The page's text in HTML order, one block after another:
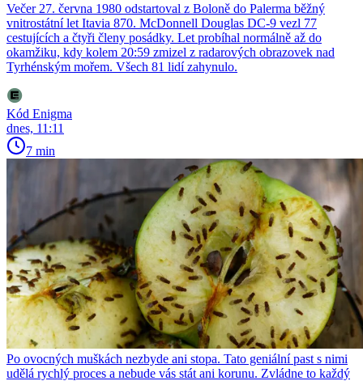
Večer 27. června 1980 odstartoval z Boloně do Palerma běžný
vnitrostátní let Itavia 870. McDonnell Douglas DC-9 vezl 77
cestujících a čtyři členy posádky. Let probíhal normálně až do
okamžiku, kdy kolem 20:59 zmizel z radarových obrazovek nad
Tyrhénským mořem. Všech 81 lidí zahynulo.
Kód Enigma
dnes, 11:11
7 min
Po ovocných muškách nezbyde ani stopa. Tato geniální past s nimi
udělá rychlý proces a nebude vás stát ani korunu. Zvládne to každý